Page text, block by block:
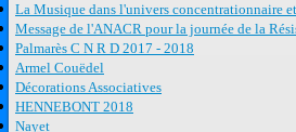
La Musique dans l'univers concentrationnaire
Message de l'ANACR pour la journée de la
Palmarès C N R D 2017 - 2018
Armel Couëdel
Décorations Associatives
HENNEBONT 2018
Nayet